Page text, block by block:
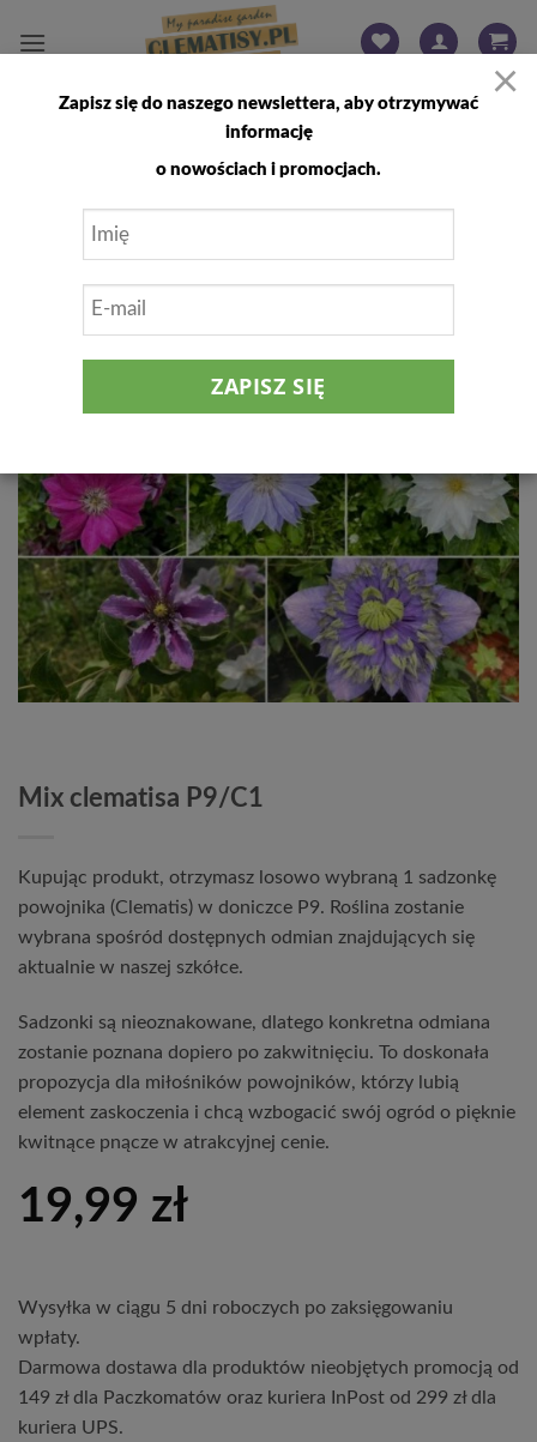
FILTRUJ
Mix clematisa P9/C1
Kupując produkt, otrzymasz losowo wybraną 1 sadzonkę
powojnika (Clematis) w doniczce P9. Roślina zostanie
wybrana spośród dostępnych odmian znajdujących się
aktualnie w naszej szkółce.
Sadzonki są nieoznakowane, dlatego konkretna odmiana
zostanie poznana dopiero po zakwitnięciu. To doskonała
propozycja dla miłośników powojników, którzy lubią
element zaskoczenia i chcą wzbogacić swój ogród o pięknie
kwitnące pnącze w atrakcyjnej cenie.
19,99 zł
Wysyłka w ciągu 5 dni roboczych po zaksięgowaniu
wpłaty.
Darmowa dostawa dla produktów nieobjętych promocją od
149 zł dla Paczkomatów oraz kuriera InPost od 299 zł dla
kuriera UPS.
×
Zapisz się do naszego newslettera, aby otrzymywać
informację
o nowościach i promocjach.